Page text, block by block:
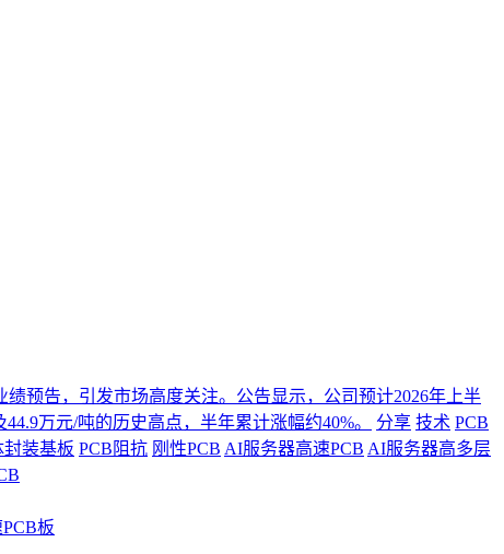
绩预告，引发市场高度关注。公告显示，公司预计2026年上半
万元/吨的历史高点，半年累计涨幅约40%。 分享 技术 PCB
装基板 PCB阻抗 刚性PCB AI服务器高速PCB AI服务器高多层
板